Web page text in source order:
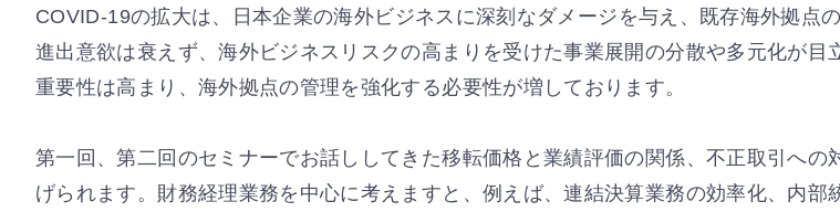
COVID-19の拡大は、日本企業の海外ビジネスに深刻なダメージを与え、既存海外拠点
進出意欲は衰えず、海外ビジネスリスクの高まりを受けた事業展開の分散や多元化が
重要性は高まり、海外拠点の管理を強化する必要性が増しております。
第一回、第二回のセミナーでお話ししてきた移転価格と業績評価の関係、不正取引へ
げられます。財務経理業務を中心に考えますと、例えば、連結決算業務の効率化、内